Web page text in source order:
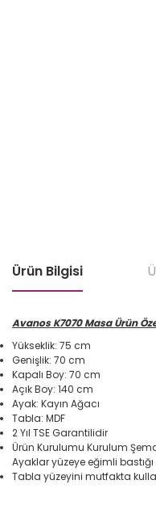
Ürün Bilgisi
Avanos K7070 Masa Ürün
Yükseklik: 75 cm
Genişlik: 70 cm
Kapalı Boy: 70 cm
Açık Boy: 140 cm
Ayak: Kayın Ağacı
Tabla: MDF
2 Yıl TSE Garantilidir
Ürün Kurulumu Kurulum
Ayaklar yüzeye eğimli
Tabla yüzeyini mutfakta